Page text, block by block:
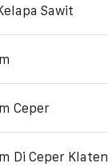
Sawit
Ceper
Di Ceper Klaten